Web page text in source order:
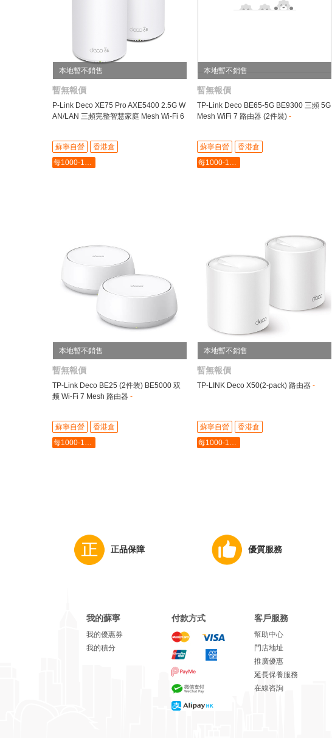
本地暫不銷售
暫無報價
P-Link Deco XE75 Pro AXE5400 2.5G W
AN/LAN 三頻完整智慧家庭 Mesh Wi-Fi 6
蘇寧自營
香港倉
每1000-100最多-5000
本地暫不銷售
暫無報價
TP-Link Deco BE65-5G BE9300 三頻 5G
Mesh WiFi 7 路由器 (2件裝) -
蘇寧自營
香港倉
每1000-100最多-5000
本地暫不銷售
暫無報價
TP-Link Deco BE25 (2件装) BE5000 双
频 Wi-Fi 7 Mesh 路由器 -
蘇寧自營
香港倉
每1000-100最多-5000
本地暫不銷售
暫無報價
TP-LINK Deco X50(2-pack) 路由器 -
蘇寧自營
香港倉
每1000-100最多-5000
正品保障 優質服務
我的蘇寧
我的優惠券
我的積分
付款方式 客戶服務
幫助中心
門店地址
推廣優惠
延長保養服務
在線咨詢